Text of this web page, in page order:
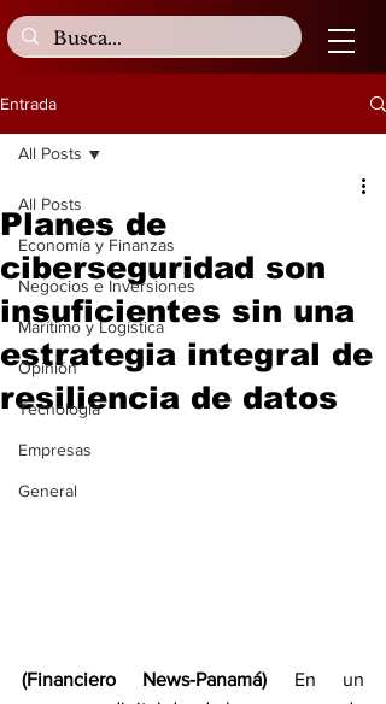
Entrada
All Posts
Economía y Finanzas
Negocios e Inversiones
Marítimo y Logística
Opinión
Tecnología
Empresas
General
All Posts
Planes de
ciberseguridad son
insuficientes sin una
estrategia integral de
resiliencia de datos
(Financiero News-Panamá) En un